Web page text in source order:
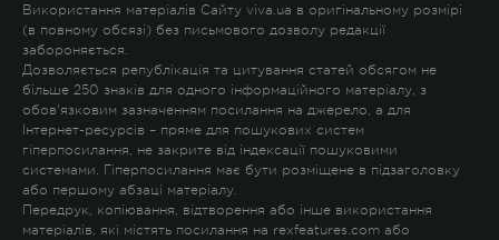
Використання матеріалів Сайту viva.ua в оригінальному розмірі
(в повному обсязі) без письмового дозволу редакції
забороняється.
Дозволяється републікація та цитування статей обсягом не
більше 250 знаків для одного інформаційного матеріалу, з
обов'язковим зазначенням посилання на джерело, а для
Інтернет-ресурсів – пряме для пошукових систем
гіперпосилання, не закрите від індексації пошуковими
системами. Гіперпосилання має бути розміщене в підзаголовку
або першому абзаці матеріалу.
Передрук, копіювання, відтворення або інше використання
матеріалів, які містять посилання на rexfeatures.com або